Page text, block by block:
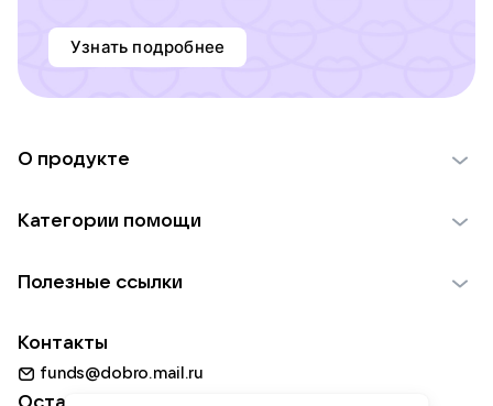
Узнать подробнее
О продукте
Использование материалов
Для НКО
Партнерам
Категории помощи
Пожилым
Животным
Полезные ссылки
Добрый день
Контакты
funds@dobro.mail.ru